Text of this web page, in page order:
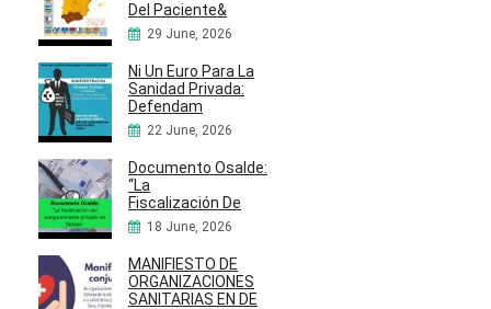
Del Paciente&
29 June, 2026
Ni Un Euro Para La
Sanidad Privada:
Defendam
22 June, 2026
Documento Osalde:
“La
Fiscalización De
18 June, 2026
MANIFIESTO DE
ORGANIZACIONES
SANITARIAS EN DE